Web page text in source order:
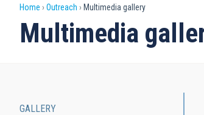
Breadcrumb
Home Outreach Multimedia gallery
Multimedia
GALLERY